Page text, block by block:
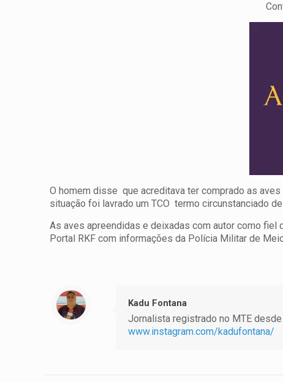
O homem disse que acreditava ter comprado as
situação foi lavrado um TCO termo circunstanciado
As aves apreendidas e deixadas com autor como fiel
Portal RKF com informações da Polícia Militar de
Kadu Fontana
Jornalista registrado no MTE
www.instagram.com/kadufontana/